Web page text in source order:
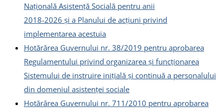
Națională Asistență Socială pentru anii
2018-2026 și a Planului de acțiuni privind
implementarea acestuia
Hotărârea Guvernului nr. 38/2019 pentru aprobarea
Regulamentului privind organizarea și funcționarea
Sistemului de instruire inițială și continuă a personalului
din domeniul asistenței sociale
Hotărârea Guvernului nr. 711/2010 pentru aprobarea